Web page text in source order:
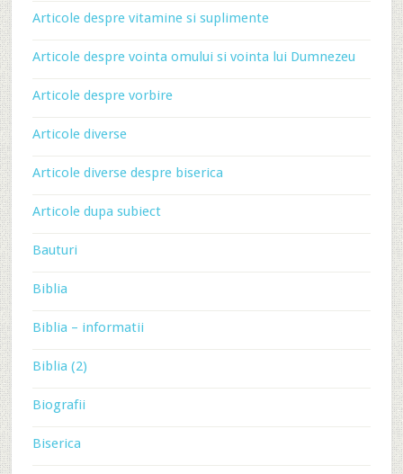
Articole despre vitamine si suplimente
Articole despre vointa omului si vointa lui Dumnezeu
Articole despre vorbire
Articole diverse
Articole diverse despre biserica
Articole dupa subiect
Bauturi
Biblia
Biblia – informatii
Biblia (2)
Biografii
Biserica